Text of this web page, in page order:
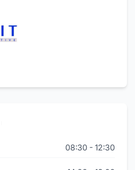
08:30 - 12:30